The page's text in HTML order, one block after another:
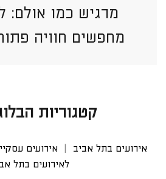
מרגיש כמו אולם:
מחפשים חוויה
קטגוריות
אירועים בתל אביב אירועים
לאירועים בתל